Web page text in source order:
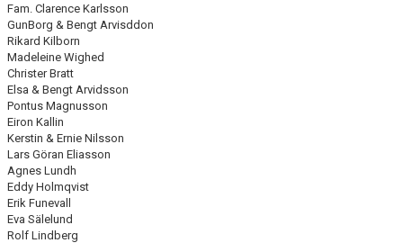
Fam. Clarence Karlsson
GunBorg & Bengt Arvisddon
Rikard Kilborn
Madeleine Wighed
Christer Bratt
Elsa & Bengt Arvidsson
Pontus Magnusson
Eiron Kallin
Kerstin & Ernie Nilsson
Lars Göran Eliasson
Agnes Lundh
Eddy Holmqvist
Erik Funevall
Eva Sälelund
Rolf Lindberg